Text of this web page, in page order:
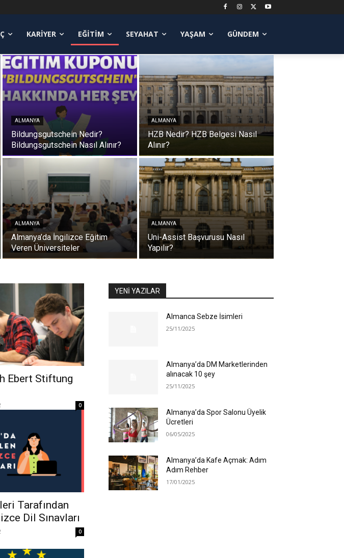
KARIYER EĞITIM SEYAHAT YAŞAM GÜNDEM
ALMANYA
Bildungsgutschein Nedir?
Bildungsgutschein Nasıl Alınır?
ALMANYA
HZB Nedir? HZB Belgesi Nasıl
Alınır?
ALMANYA
Almanya’da İngilizce Eğitim
Veren Üniversiteler
ALMANYA
Uni-Assist Başvurusu Nasıl
Yapılır?
Ebert Stiftung
0
Tarafından
Dil Sınavları
0
YENİ YAZILAR
Almanca Sebze İsimleri
25/11/2025
Almanya’da DM Marketlerinden
alınacak 10 şey
25/11/2025
Almanya’da Spor Salonu Üyelik
Ücretleri
06/05/2025
Almanya’da Kafe Açmak: Adım
Adım Rehber
17/01/2025